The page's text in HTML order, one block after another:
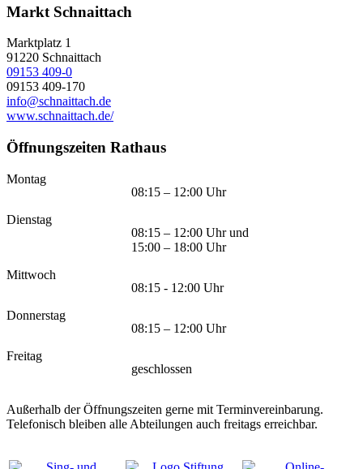
Markt Schnaittach
Marktplatz 1
91220 Schnaittach
09153 409-0
09153 409-170
info@schnaittach.de
www.schnaittach.de/
Öffnungszeiten Rathaus
Montag
08:15 – 12:00 Uhr
Dienstag
08:15 – 12:00 Uhr und
15:00 – 18:00 Uhr
Mittwoch
08:15 - 12:00 Uhr
Donnerstag
08:15 – 12:00 Uhr
Freitag
geschlossen
Außerhalb der Öffnungszeiten gerne mit Terminvereinbarung.
Telefonisch bleiben alle Abteilungen auch freitags erreichbar.